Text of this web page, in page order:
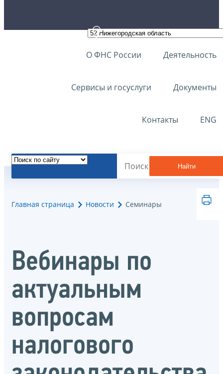
О ФНС России Деятельность
Сервисы и госуслуги Документы
Контакты ENG
Найти
Главная страница Новости Семинары
Вебинары по
актуальным
вопросам
налогового